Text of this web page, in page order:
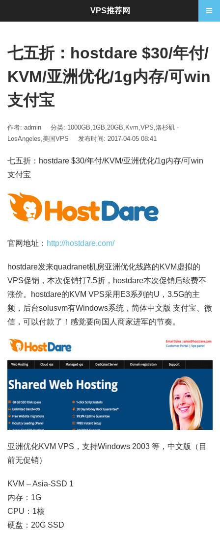
七五折：hostdare $30/年付/
KVM/亚洲优化/1g内存/可win
支付宝
作者: admin 分类: 1000GB,1GB,20GB, Kvm,VPS,洛杉矶 -
LosAngeles,美国VPS 发布时间: 2017-04-05 08:41
七五折：hostdare $30/年付/KVM/亚洲优化/1g内存/可win
支付宝
官网地址： http://hostdare.com/
hostdare发来quadranet机房亚洲优化线路的KVM虚拟的
VPS促销，本次促销打7.5折，hostdare本次促销后续费不
涨价。hostdare的KVM VPS采用E3系列的U，3.5G的主
频，后台solusvm有Windows系统，简体中文版 支付宝、微
信，可以付款了！感觉要向国人商家进军的节奏。
亚洲优化KVM VPS，支持Windows 2003 等，中文版（目
前无促销）
KVM – Asia-SSD 1
内存：1G
CPU：1核
硬盘：20G SSD
VPS推荐网